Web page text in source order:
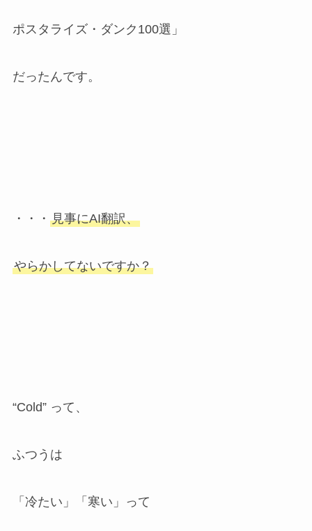
ポスタライズ・ダンク100選」
だったんです。
・・・ 見事にAI翻訳、
やらかしてないですか？
“Cold” って、
ふつうは
「冷たい」「寒い」って